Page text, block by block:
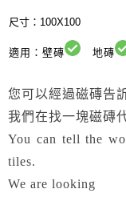
尺寸：100X100
適用：壁磚 地磚
您可以經過磁磚告
我們在找一塊磁磚
You can tell the
tiles.
We are looking